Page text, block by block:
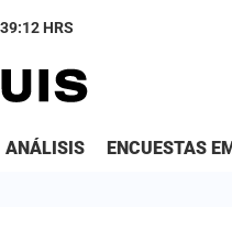
HRS
ANÁLISIS ENCUESTAS